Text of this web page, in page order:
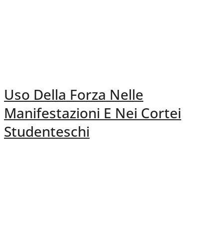
Uso Della Forza Nelle
Manifestazioni E Nei Cortei
Studenteschi